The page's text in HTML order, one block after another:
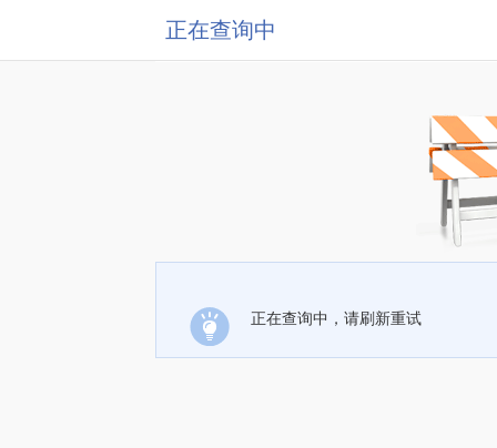
正在查询中
正在查询中，请刷新重试